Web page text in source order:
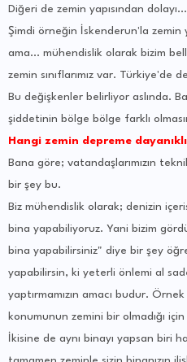
Diğeri de zemin yapısından dolayı...
Şimdi örneğin İskenderun'la zemin
ama... mühendislik olarak bizim
zemin sınıflarımız var. Türkiye'de
Bu değişkenler belirliyor aslında.
şiddetinin bölge bölge farklı
Hangi zemin depreme dayanıklı
Bana göre; vatandaşlarımızın
bir şey bu.
Biz mühendislik olarak; denizin
bina yapabiliyoruz. Yani bizim
bina yapabilirsiniz" diye bir şey
yapabilirsin, ki yeterli önlemi al
yaptırmamızın amacı budur.
konumunun zemini bir olmadığı
İkisine de aynı binayı yapsan biri